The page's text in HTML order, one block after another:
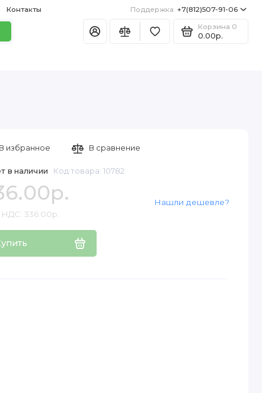
Контакты Поддержка +7(812)507-91-06
Корзина 0
0.00р.
в наличии Код товара: 10782
336.00р.
Нашли дешевле?
В избранное В сравнение